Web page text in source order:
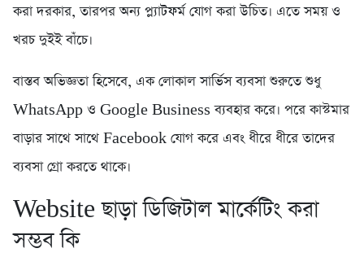
করা দরকার, তারপর অন্য প্ল্যাটফর্ম যোগ করা উচিত। এতে সময় ও
খরচ দুইই বাঁচে।
বাস্তব অভিজ্ঞতা হিসেবে, এক লোকাল সার্ভিস ব্যবসা শুরুতে শুধু
WhatsApp ও Google Business ব্যবহার করে। পরে কাস্টমার
বাড়ার সাথে সাথে Facebook যোগ করে এবং ধীরে ধীরে তাদের
ব্যবসা গ্রো করতে থাকে।
Website ছাড়া ডিজিটাল মার্কেটিং করা
সম্ভব কি